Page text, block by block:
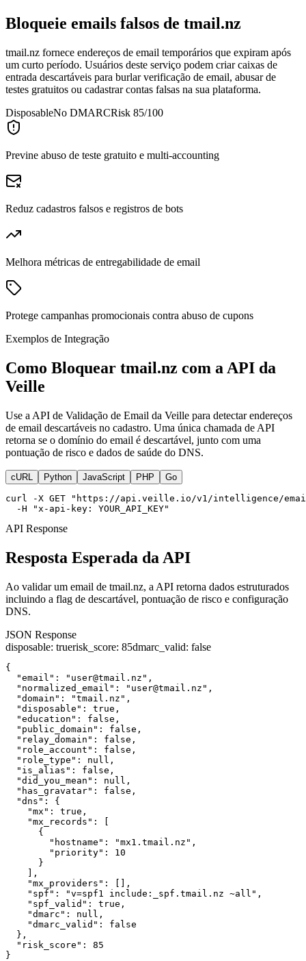
Bloqueie emails falsos de tmail.nz
tmail.nz fornece endereços de email temporários que expiram após
um curto período. Usuários deste serviço podem criar caixas de
entrada descartáveis para burlar verificação de email, abusar de
testes gratuitos ou cadastrar contas falsas na sua plataforma.
DisposableNo DMARCRisk 85/100
Previne abuso de teste gratuito e multi-accounting
Reduz cadastros falsos e registros de bots
Melhora métricas de entregabilidade de email
Protege campanhas promocionais contra abuso de cupons
Exemplos de Integração
Como Bloquear tmail.nz com a API da
Veille
Use a API de Validação de Email da Veille para detectar endereços
de email descartáveis no cadastro. Uma única chamada de API
retorna se o domínio do email é descartável, junto com uma
pontuação de risco e dados de saúde do DNS.
cURL Python JavaScript PHP Go
curl -X GET "https://api.veille.io/v1/intelligence/
  -H "x-api-key: YOUR_API_KEY"
API Response
Resposta Esperada da API
Ao validar um email de tmail.nz, a API retorna dados estruturados
incluindo a flag de descartável, pontuação de risco e configuração
DNS.
JSON Response
disposable: truerisk_score: 85dmarc_valid: false
{
  "email": "user@tmail.nz",
  "normalized_email": "user@tmail.nz",
  "domain": "tmail.nz",
  "disposable": true,
  "education": false,
  "public_domain": false,
  "relay_domain": false,
  "role_account": false,
  "role_type": null,
  "is_alias": false,
  "did_you_mean": null,
  "has_gravatar": false,
  "dns": {
    "mx": true,
    "mx_records": [
      {
        "hostname": "mx1.tmail.nz",
        "priority": 10
      }
    ],
    "mx_providers": [],
    "spf": "v=spf1 include:_spf.tmail.nz ~all",
    "spf_valid": true,
    "dmarc": null,
    "dmarc_valid": false
  },
  "risk_score": 85
}